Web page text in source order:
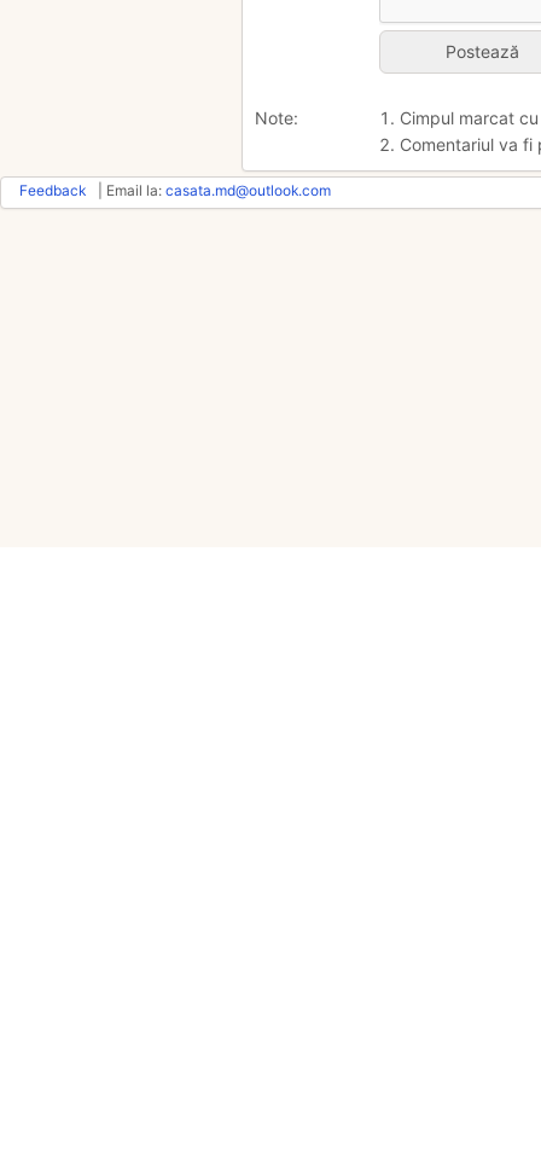
Note:
1. Cimpul marcat
2. Comentariul va
Feedback | Email la: casata.md@outlook.com